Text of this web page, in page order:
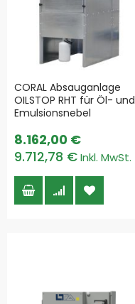
CORAL Absauganlage
OILSTOP RHT für Öl- und
Emulsionsnebel
9.712,78 €
8.162,00 €